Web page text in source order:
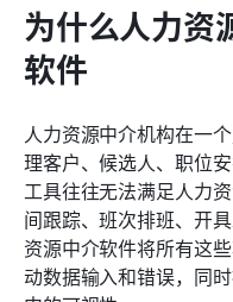
为什么人力资
软件
人力资源中介机构在一
理客户、候选人、职位
工具往往无法满足人力
间跟踪、班次排班、开
资源中介软件将所有这
动数据输入和错误，同